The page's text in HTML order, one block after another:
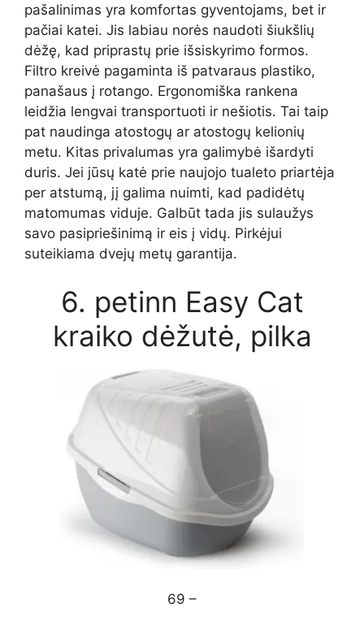
pašalinimas yra komfortas gyventojams, bet ir
pačiai katei. Jis labiau norės naudoti šiukšlių
dėžę, kad priprastų prie išsiskyrimo formos.
Filtro kreivė pagaminta iš patvaraus plastiko,
panašaus į rotango. Ergonomiška rankena
leidžia lengvai transportuoti ir nešiotis. Tai taip
pat naudinga atostogų ar atostogų kelionių
metu. Kitas privalumas yra galimybė išardyti
duris. Jei jūsų katė prie naujojo tualeto priartėja
per atstumą, jį galima nuimti, kad padidėtų
matomumas viduje. Galbūt tada jis sulaužys
savo pasipriešinimą ir eis į vidų. Pirkėjui
suteikiama dvejų metų garantija.
6. petinn Easy Cat
kraiko dėžutė, pilka
69 –